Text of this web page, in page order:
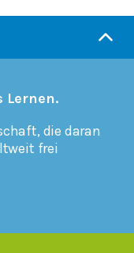
Lernen.
die daran
frei